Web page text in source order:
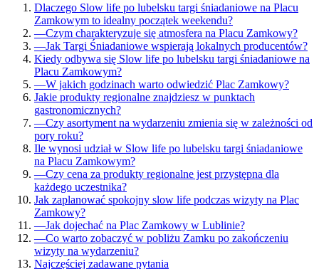
Dlaczego Slow life po lubelsku targi śniadaniowe na Placu
Zamkowym to idealny początek weekendu?
—Czym charakteryzuje się atmosfera na Placu Zamkowy?
—Jak Targi Śniadaniowe wspierają lokalnych producentów?
Kiedy odbywa się Slow life po lubelsku targi śniadaniowe na
Placu Zamkowym?
—W jakich godzinach warto odwiedzić Plac Zamkowy?
Jakie produkty regionalne znajdziesz w punktach
gastronomicznych?
—Czy asortyment na wydarzeniu zmienia się w zależności od
pory roku?
Ile wynosi udział w Slow life po lubelsku targi śniadaniowe
na Placu Zamkowym?
—Czy cena za produkty regionalne jest przystępna dla
każdego uczestnika?
Jak zaplanować spokojny slow life podczas wizyty na Plac
Zamkowy?
—Jak dojechać na Plac Zamkowy w Lublinie?
—Co warto zobaczyć w pobliżu Zamku po zakończeniu
wizyty na wydarzeniu?
Najczęściej zadawane pytania